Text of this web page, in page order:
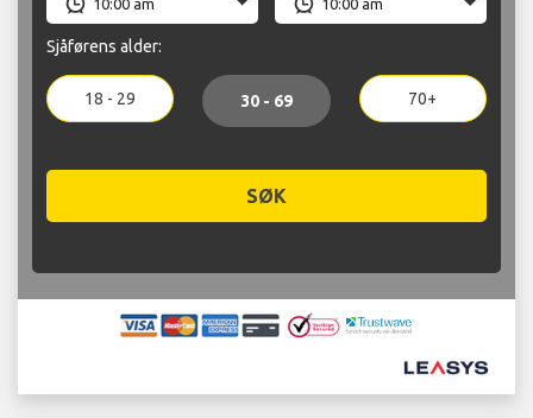
Sjåførens alder:
18 - 29 30 - 69 70+
SØK